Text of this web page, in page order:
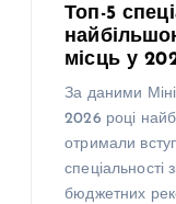
Топ-5
місць у
За даними
2026 році
отримали
спеціальності
бюджетних